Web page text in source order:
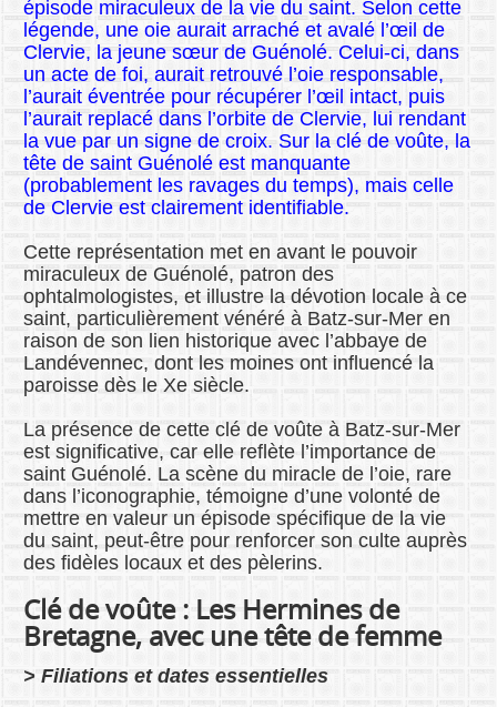
épisode miraculeux de la vie du saint. Selon cette
légende, une oie aurait arraché et avalé l’œil de
Clervie, la jeune sœur de Guénolé. Celui-ci, dans
un acte de foi, aurait retrouvé l’oie responsable,
l’aurait éventrée pour récupérer l’œil intact, puis
l’aurait replacé dans l’orbite de Clervie, lui rendant
la vue par un signe de croix. Sur la clé de voûte, la
tête de saint Guénolé est manquante
(probablement les ravages du temps), mais celle
de Clervie est clairement identifiable.
Cette représentation met en avant le pouvoir
miraculeux de Guénolé, patron des
ophtalmologistes, et illustre la dévotion locale à ce
saint, particulièrement vénéré à Batz-sur-Mer en
raison de son lien historique avec l’abbaye de
Landévennec, dont les moines ont influencé la
paroisse dès le Xe siècle.
La présence de cette clé de voûte à Batz-sur-Mer
est significative, car elle reflète l’importance de
saint Guénolé. La scène du miracle de l’oie, rare
dans l’iconographie, témoigne d’une volonté de
mettre en valeur un épisode spécifique de la vie
du saint, peut-être pour renforcer son culte auprès
des fidèles locaux et des pèlerins.
Clé de voûte : Les Hermines de
Bretagne, avec une tête de femme
> Filiations et dates essentielles